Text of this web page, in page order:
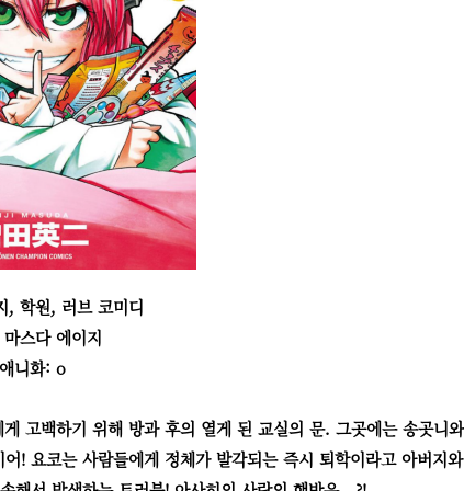
, 학원, 러브 코미디
스다 에이지
애니화: o
고백하기 위해 방과 후의 열게 된 교실의 문. 그곳에는 송곳니
! 요코는 사람들에게 정체가 발각되는 즉시 퇴학이라고 아버지